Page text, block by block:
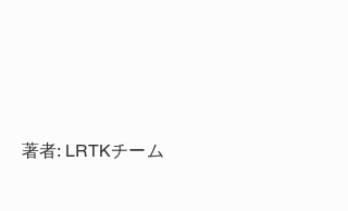
著者: LRTKチーム